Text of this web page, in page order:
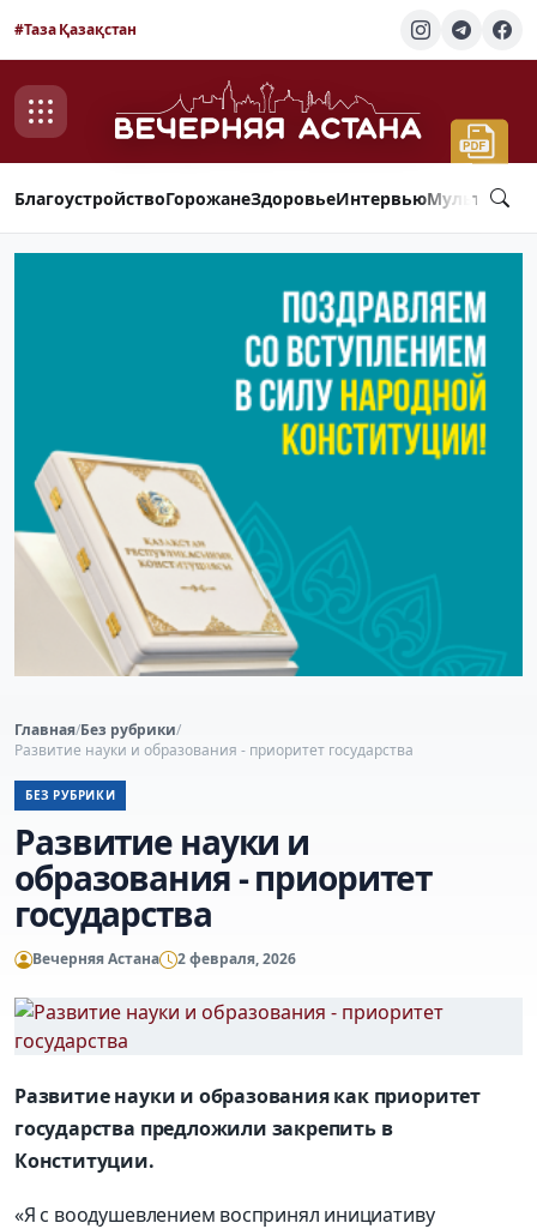
#Таза Қазақстан
БлагоустройствоГорожанеЗдоровьеИнтервью
Главная/Без рубрики/
Развитие науки и образования - приоритет государства
БЕЗ РУБРИКИ
Развитие науки и
образования - приоритет
государства
Вечерняя Астана 2 февраля, 2026
Развитие науки и образования как приоритет
государства предложили закрепить в
Конституции.
«Я с воодушевлением воспринял инициативу